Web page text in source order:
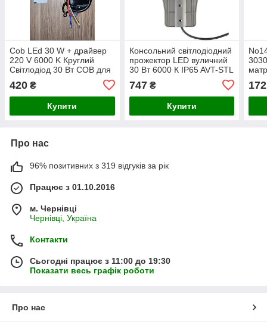
Cob LEd 30 W + драйвер
220 V 6000 K Круглий
Світлодіод 30 Вт COB для
(ремкомплект)
420 ₴
Купити
Консольний світлодіодний
прожектор LED вуличний
30 Вт 6000 К IP65 AVT-STL
747₴
Купити
172
Про нас
96% позитивних з 319 відгуків за рік
Працює з 01.10.2016
м. Чернівці
Чернівці, Україна
Контакти
Сьогодні працює з 11:00 до 19:30
Показати весь графік роботи
Про нас